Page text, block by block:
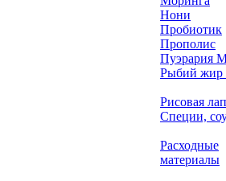
Нони
Пробиотик
Прополис
Пуэрария
Рыбий жир
Рисовая
Специи,
Расходные
материалы